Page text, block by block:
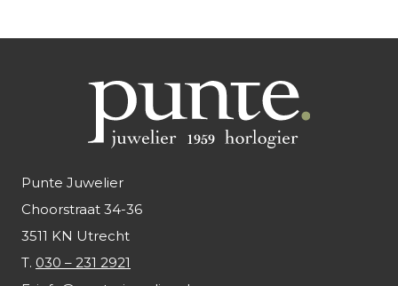
Punte Juwelier
Choorstraat 34-36
3511 KN Utrecht
T. 030 – 231 2921